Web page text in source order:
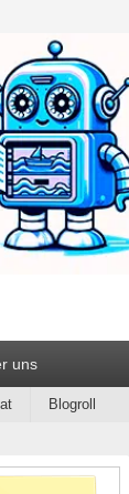
uns
Blogroll